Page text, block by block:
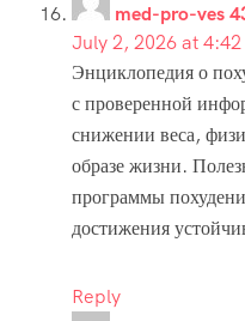
med-pro-ves
July 2, 2026 at
Энциклопедия о
с проверенной
снижении веса,
образе жизни.
программы
достижения
Reply